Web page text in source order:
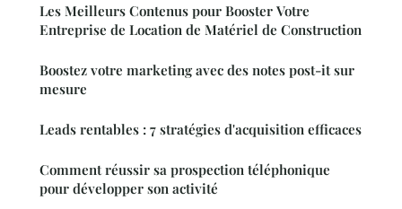
Les Meilleurs Contenus pour Booster Votre
Entreprise de Location de Matériel de Construction
Boostez votre marketing avec des notes post-it sur
mesure
Leads rentables : 7 stratégies d'acquisition efficaces
Comment réussir sa prospection téléphonique
pour développer son activité